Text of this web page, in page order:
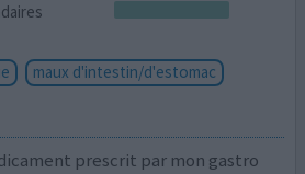
maux d'intestin/d'estomac
prescrit par mon gastro